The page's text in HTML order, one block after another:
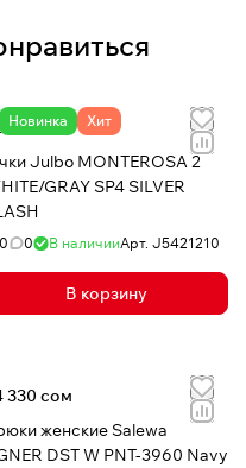
Новинка Хит
500 сом
Julbo MONTEROSA 2
GRAY SP4 SILVER
0 0 В наличииАрт. J5421210
В корзину
330 сом
женские Salewa
DST W PNT-3960 Navy